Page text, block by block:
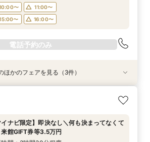
〜
11:00〜
〜
16:00〜
電話予約のみ
入籍お祝い／挙式料全額プレゼント！
ャンペーン
〜
11:00〜
限定！1件目来館特典35,000円分ギフト券付
も決まってなくて◎
〜
11:00〜
数6名～OK】アットホームなパーティがお
う♪少人数会食会のご相談会 マイナビ限
時間：3時間30分程度
ほかのフェアを見る（3件）
イナビ限定】即決なし＼何も決まってなくて
館GIFT券等3.5万円